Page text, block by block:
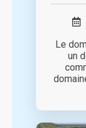
Le
un